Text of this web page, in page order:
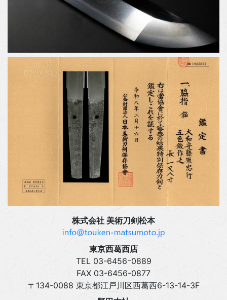
株式会社 美術刀剣松本
東京西葛西店
TEL 03‍-6456ｰ0889
FAX 03‍-6456-0877
〒134-0088 東京都江戸川区西葛西6-13-14-3F